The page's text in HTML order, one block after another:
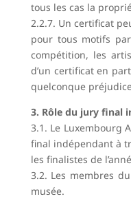
tous les cas la
2.2.7. Un certificat
pour tous motifs
compétition, les
d’un certificat en
quelconque
3. Rôle du jury final
3.1. Le Luxembourg
final indépendant à
les finalistes de
3.2. Les membres
musée.